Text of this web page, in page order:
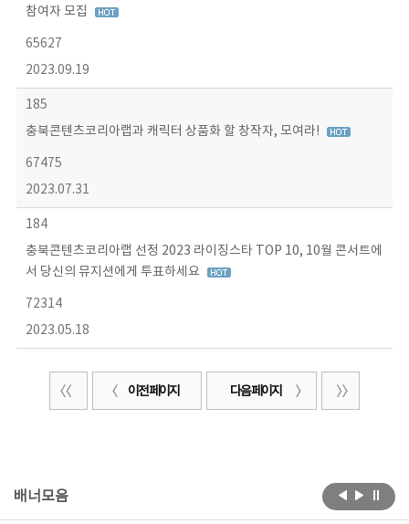
참여자 모집
65627
2023.09.19
185
충북콘텐츠코리아랩과 캐릭터 상품화 할 창작자, 모여라!
67475
2023.07.31
184
충북콘텐츠코리아랩 선정 2023 라이징스타 TOP 10, 10월 콘서트에
서 당신의 뮤지션에게 투표하세요
72314
2023.05.18
이전 페이지 다음 페이지
배너모음